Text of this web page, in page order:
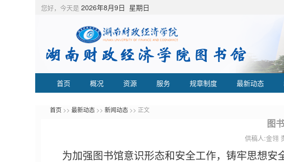
您好，今天是 2026年8月9日 星期日
首页 概况 资源 服务 规章制度 最新动态
首页 >> 最新动态 >> 新闻动态 >> 正文
图
供稿人:金翎
为加强图书馆意识形态和安全工作，铸牢思想安